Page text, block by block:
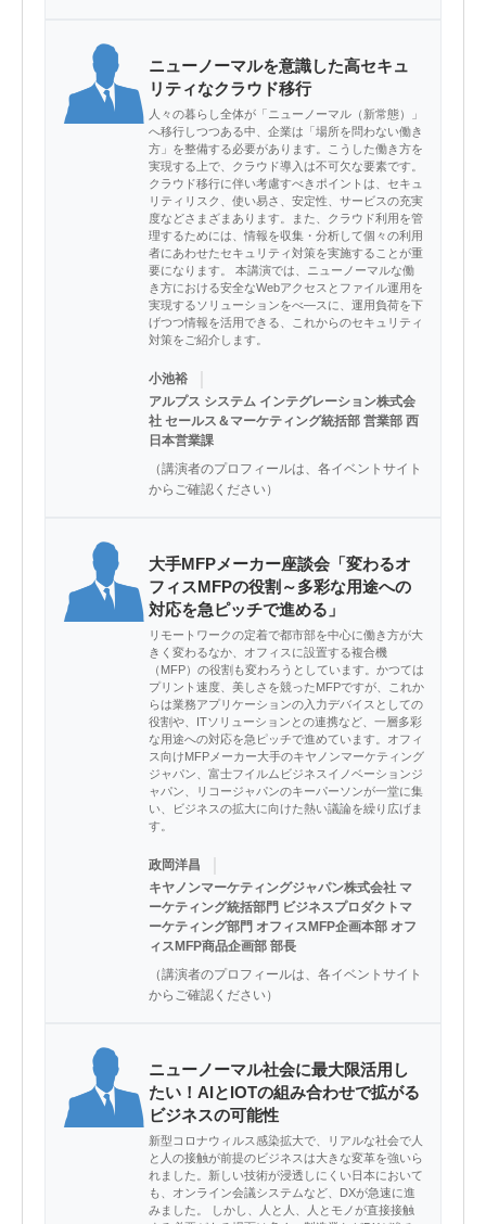
ニューノーマルを意識した高セキュ
リティなクラウド移行
人々の暮らし全体が「ニューノーマル（新常態）」
へ移行しつつある中、企業は「場所を問わない働き
方」を整備する必要があります。こうした働き方を
実現する上で、クラウド導入は不可欠な要素です。
クラウド移行に伴い考慮すべきポイントは、セキュ
リティリスク、使い易さ、安定性、サービスの充実
度などさまざまあります。また、クラウド利用を管
理するためには、情報を収集・分析して個々の利用
者にあわせたセキュリティ対策を実施することが重
要になります。 本講演では、ニューノーマルな働
き方における安全なWebアクセスとファイル運用を
実現するソリューションをべ―スに、運用負荷を下
げつつ情報を活用できる、これからのセキュリティ
対策をご紹介します。
小池裕
アルプス システム インテグレーション株式会
社 セールス＆マーケティング統括部 営業部 西
日本営業課
（講演者のプロフィールは、各イベントサイト
からご確認ください）
大手MFPメーカー座談会「変わるオ
フィスMFPの役割～多彩な用途への
対応を急ピッチで進める」
リモートワークの定着で都市部を中心に働き方が大
きく変わるなか、オフィスに設置する複合機
（MFP）の役割も変わろうとしています。かつては
プリント速度、美しさを競ったMFPですが、これか
らは業務アプリケーションの入力デバイスとしての
役割や、ITソリューションとの連携など、一層多彩
な用途への対応を急ピッチで進めています。オフィ
ス向けMFPメーカー大手のキヤノンマーケティング
ジャパン、富士フイルムビジネスイノベーションジ
ャパン、リコージャパンのキーパーソンが一堂に集
い、ビジネスの拡大に向けた熱い議論を繰り広げま
す。
政岡洋昌
キヤノンマーケティングジャパン株式会社 マ
ーケティング統括部門 ビジネスプロダクトマ
ーケティング部門 オフィスMFP企画本部 オフ
ィスMFP商品企画部 部長
（講演者のプロフィールは、各イベントサイト
からご確認ください）
ニューノーマル社会に最大限活用し
たい！AIとIOTの組み合わせで拡がる
ビジネスの可能性
新型コロナウィルス感染拡大で、リアルな社会で人
と人の接触が前提のビジネスは大きな変革を強いら
れました。新しい技術が浸透しにくい日本において
も、オンライン会議システムなど、DXが急速に進
みました。 しかし、人と人、人とモノが直接接触